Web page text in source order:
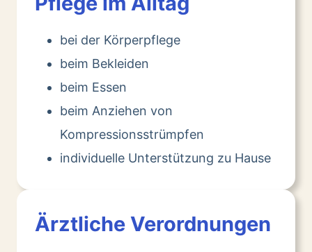
bei der Körperpflege
beim Bekleiden
beim Essen
beim Anziehen von
Kompressionsstrümpfen
individuelle Unterstützung zu Hause
Ärztliche Verordnungen